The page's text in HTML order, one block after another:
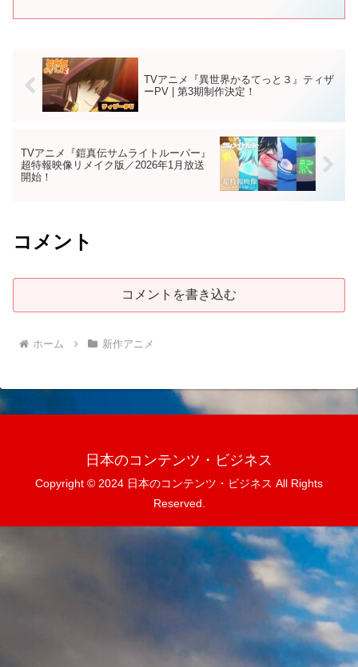
TVアニメ『異世界かるてっと３』ティザ
ーPV | 第3期制作決定！
TVアニメ『鎧真伝サムライトルーパー』
超特報映像リメイク版／2026年1月放送
開始！
コメント
コメントを書き込む
ホーム 新作アニメ
日本のコンテンツ・ビジネス
Copyright © 2024 日本のコンテンツ・ビジネス All Rights
Reserved.